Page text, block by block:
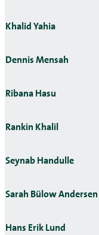
Khalid Yahia
Dennis Mensah
Ribana Hasu
Rankin Khalil
Seynab Handulle
Sarah Bülow Andersen
Hans Erik Lund